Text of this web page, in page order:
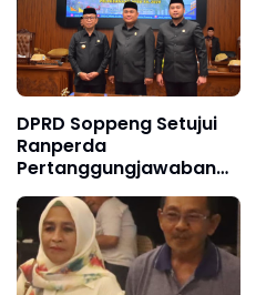
DPRD Soppeng Setujui
Ranperda
Pertanggungjawaban